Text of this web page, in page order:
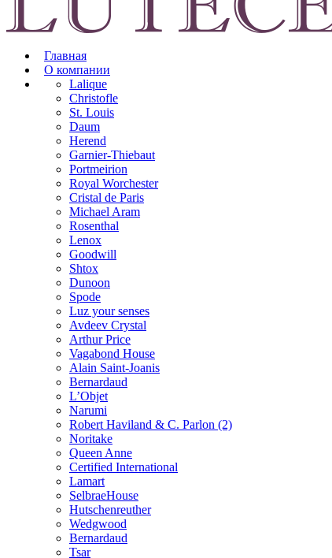
Главная
О компании
Lalique
Christofle
St. Louis
Daum
Herend
Garnier-Thiebaut
Portmeirion
Royal Worchester
Cristal de Paris
Michael Aram
Rosenthal
Lenox
Goodwill
Shtox
Dunoon
Spode
Luz your senses
Avdeev Crystal
Arthur Price
Vagabond House
Alain Saint-Joanis
Bernardaud
L’Objet
Narumi
Robert Haviland & C. Parlon (2)
Noritakе
Queen Anne
Certified International
Lamart
SelbraeHouse
Hutschenreuther
Wedgwood
Bernardaud
Tsar